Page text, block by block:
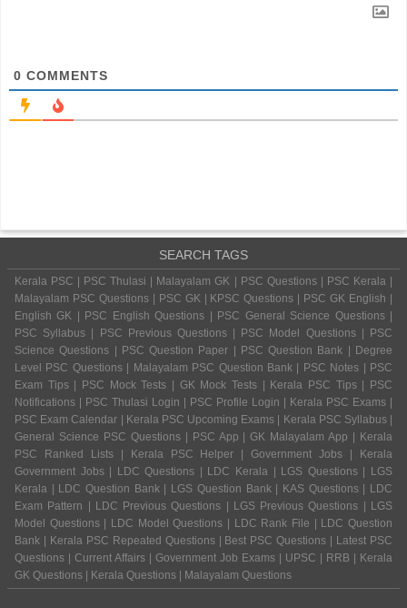
0 COMMENTS
SEARCH TAGS
Kerala PSC | PSC Thulasi | Malayalam GK | PSC Questions | PSC Kerala |
Malayalam PSC Questions | PSC GK | KPSC Questions | PSC GK English |
English GK | PSC English Questions | PSC General Science Questions |
PSC Syllabus | PSC Previous Questions | PSC Model Questions | PSC
Science Questions | PSC Question Paper | PSC Question Bank | Degree
Level PSC Questions | Malayalam PSC Question Bank | PSC Notes | PSC
Exam Tips | PSC Mock Tests | GK Mock Tests | Kerala PSC Tips | PSC
Notifications | PSC Thulasi Login | PSC Profile Login | Kerala PSC Exams |
PSC Exam Calendar | Kerala PSC Upcoming Exams | Kerala PSC Syllabus |
General Science PSC Questions | PSC App | GK Malayalam App | Kerala
PSC Ranked Lists | Kerala PSC Helper | Government Jobs | Kerala
Government Jobs | LDC Questions | LDC Kerala | LGS Questions | LGS
Kerala | LDC Question Bank | LGS Question Bank | KAS Questions | LDC
Exam Pattern | LDC Previous Questions | LGS Previous Questions | LGS
Model Questions | LDC Model Questions | LDC Rank File | LDC Question
Bank | Kerala PSC Repeated Questions | Best PSC Questions | Latest PSC
Questions | Current Affairs | Government Job Exams | UPSC | RRB | Kerala
GK Questions | Kerala Questions | Malayalam Questions